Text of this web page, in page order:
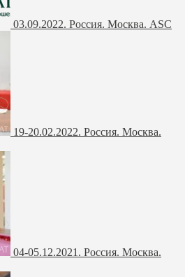
03.09.2022. Россия. Москва. ASC
19-20.02.2022. Россия. Москва.
04-05.12.2021. Россия. Москва.